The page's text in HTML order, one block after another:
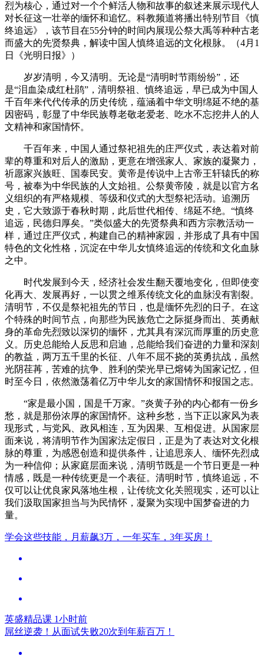
烈为核心，通过对一个个鲜活人物和故事的叙述来展示现代人
对长征这一壮举的缅怀和追忆。科教频道将播出特别节目《慎
终追远》，该节目在55分钟的时间内展现公祭大禹等种种古老
而盛大的先贤祭典，解读中国人慎终追远的文化根脉。（4月1
日《光明日报》）
岁岁清明，今又清明。无论是“清明时节雨纷纷”，还
是“泪血染成红杜鹃”，清明祭祖、慎终追远，早已成为中国人
千百年来代代传承的历史传统，蕴涵着中华文明绵延不绝的基
因密码，彰显了中华民族尊老敬老爱老、吃水不忘挖井人的人
文精神和家国情怀。
千百年来，中国人通过祭祀祖先的庄严仪式，表达着对前
辈的尊重和对后人的激励，更意在增强家人、家族的凝聚力，
祈愿家兴族旺、国泰民安。黄帝是传说中上古帝王轩辕氏的称
号，被奉为中华民族的人文始祖。公祭黄帝陵，就是以官方名
义组织的有严格规模、等级和仪式的大型祭祀活动。追溯历
史，它大致源于春秋时期，此后世代相传、绵延不绝。“慎终
追远，民德归厚矣。”类似盛大的先贤祭典和西方宗教活动一
样，通过庄严仪式，构建自己的精神家园，并形成了具有中国
特色的文化性格，沉淀在中华儿女慎终追远的传统和文化血脉
之中。
时代发展到今天，经济社会发生翻天覆地变化，但即使变
化再大、发展再好，一以贯之维系传统文化的血脉没有割裂。
清明节，不仅是祭祀祖先的节日，也是缅怀先烈的日子。在这
个特殊的时间节点，向那些为民族危亡之际挺身而出、英勇献
身的革命先烈致以深切的缅怀，尤其具有深沉而厚重的历史意
义。历史总能给人反思和启迪，总能给我们奋进的力量和深刻
的教益，两万五千里的长征、八年不屈不挠的英勇抗战，虽然
光阴荏苒，苦难的抗争、胜利的荣光早已熔铸为国家记忆，但
时至今日，依然激荡着亿万中华儿女的家国情怀和报国之志。
“家是最小国，国是千万家。”炎黄子孙的内心都有一份乡
愁，就是那份浓厚的家国情怀。这种乡愁，当下正以家风为表
现形式，与党风、政风相连，互为因果、互相促进。从国家层
面来说，将清明节作为国家法定假日，正是为了表达对文化根
脉的尊重，为感恩创造和提供条件，让追思亲人、缅怀先烈成
为一种信仰；从家庭层面来说，清明节既是一个节日更是一种
情感，既是一种传统更是一个表征。清明时节，慎终追远，不
仅可以让优良家风落地生根，让传统文化关照现实，还可以让
我们汲取国家担当与为民情怀，凝聚为实现中国梦奋进的力
量。
学会这些技能，月薪飙3万，一年买车，3年买房！
英盛精品课 1小时前
屌丝逆袭！从面试失败20次到年薪百万！